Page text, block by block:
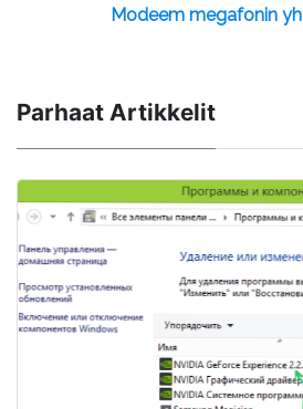
Modeem megafonin
Parhaat Artikkelit